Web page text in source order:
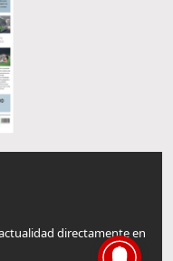
directamente en